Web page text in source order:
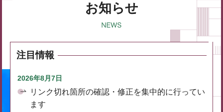
お知らせ
注目情報
2026年8月7日
リンク切れ箇所の確認・修正を集中的に行ってい
ます